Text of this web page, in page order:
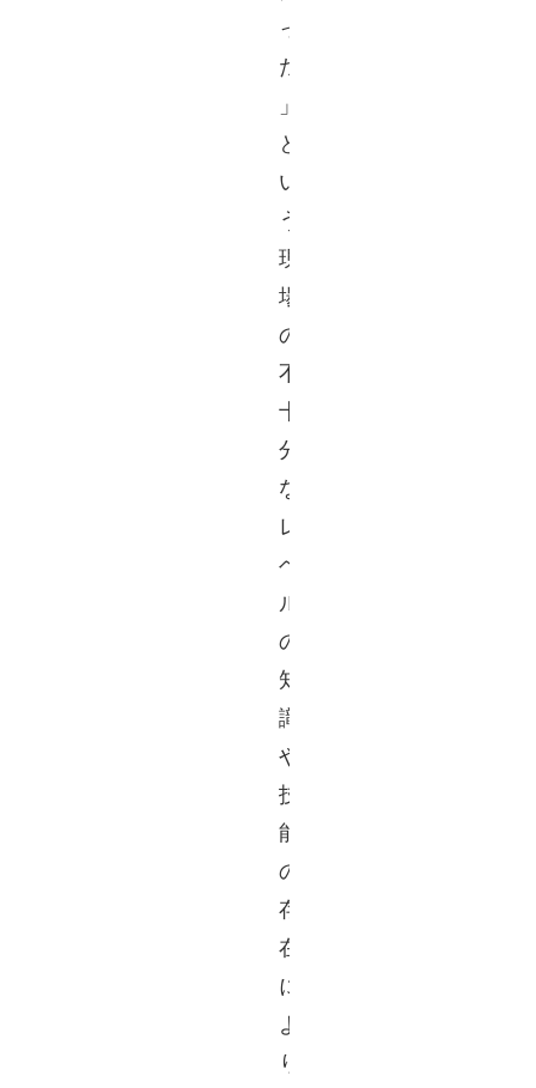
っ
た
」
と
い
う
現
場
の
不
十
分
な
レ
ベ
ル
の
知
識
や
技
能
の
存
在
に
よ
り